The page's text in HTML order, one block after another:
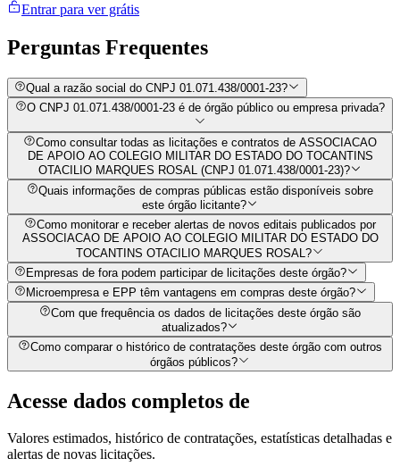
Entrar para ver grátis
Perguntas Frequentes
Qual a razão social do CNPJ 01.071.438/0001-23?
O CNPJ 01.071.438/0001-23 é de órgão público ou empresa privada?
Como consultar todas as licitações e contratos de ASSOCIACAO
DE APOIO AO COLEGIO MILITAR DO ESTADO DO TOCANTINS
OTACILIO MARQUES ROSAL (CNPJ 01.071.438/0001-23)?
Quais informações de compras públicas estão disponíveis sobre
este órgão licitante?
Como monitorar e receber alertas de novos editais publicados por
ASSOCIACAO DE APOIO AO COLEGIO MILITAR DO ESTADO DO
TOCANTINS OTACILIO MARQUES ROSAL?
Empresas de fora podem participar de licitações deste órgão?
Microempresa e EPP têm vantagens em compras deste órgão?
Com que frequência os dados de licitações deste órgão são
atualizados?
Como comparar o histórico de contratações deste órgão com outros
órgãos públicos?
Acesse dados completos de
Valores estimados, histórico de contratações, estatísticas detalhadas e
alertas de novas licitações.